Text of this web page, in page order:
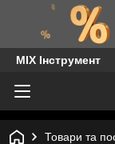
MIX Інструмент
Товари та